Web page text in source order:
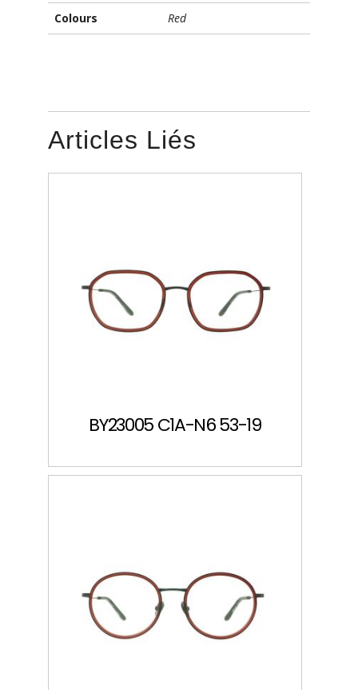
Colours Red
Articles Liés
BY23005 C1A-N6 53-19